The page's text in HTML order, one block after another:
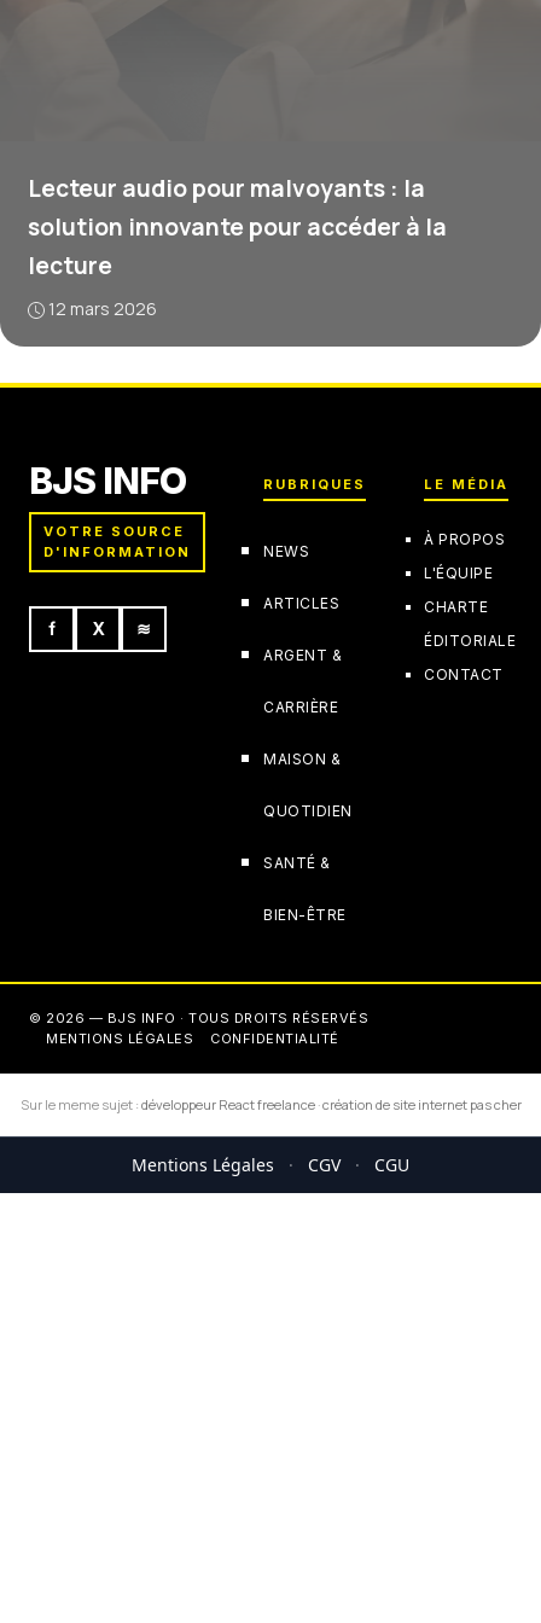
Lecteur audio pour malvoyants : la
solution innovante pour accéder à la
lecture
12 mars 2026
BJS INFO
VOTRE SOURCE
D'INFORMATION
f X ≋
RUBRIQUES
NEWS
ARTICLES
ARGENT &
CARRIÈRE
MAISON &
QUOTIDIEN
SANTÉ &
BIEN-ÊTRE
LE MÉDIA
À PROPOS
L'ÉQUIPE
CHARTE
ÉDITORIALE
CONTACT
© 2026 — BJS INFO · TOUS DROITS RÉSERVÉS
MENTIONS LÉGALES
CONFIDENTIALITÉ
Sur le meme sujet : développeur React freelance·création de site internet pas cher
Mentions Légales · CGV · CGU